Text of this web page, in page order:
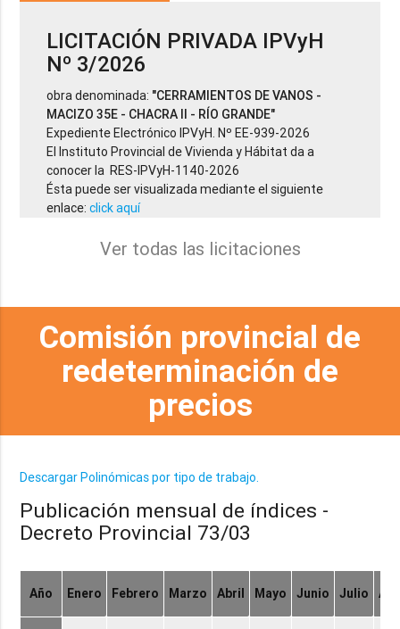
LICITACIÓN PRIVADA IPVyH
Nº 3/2026
obra denominada: "CERRAMIENTOS DE VANOS -
MACIZO 35E - CHACRA II - RÍO GRANDE"
Expediente Electrónico IPVyH. Nº EE-939-2026
El Instituto Provincial de Vivienda y Hábitat da a
conocer la RES-IPVyH-1140-2026
Ésta puede ser visualizada mediante el siguiente
enlace:click aquí
Ver todas las licitaciones
Comisión provincial de
redeterminación de
precios
Descargar Polinómicas por tipo de trabajo.
Publicación mensual de índices -
Decreto Provincial 73/03
Año Enero Febrero Marzo Abril Mayo Junio Julio